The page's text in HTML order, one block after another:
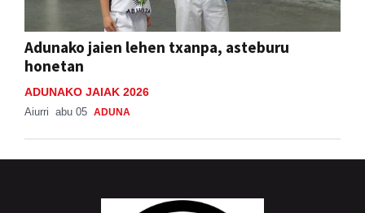
Adunako jaien lehen txanpa, asteburu
honetan
ADUNAKO JAIAK 2026
Aiurri abu 05 ADUNA